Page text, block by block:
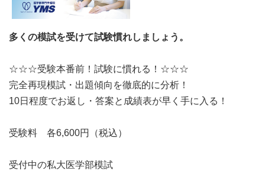
多くの模試を受けて試験慣れしましょう。
☆☆☆受験本番前！試験に慣れる！☆☆☆
完全再現模試・出題傾向を徹底的に分析！
10日程度でお返し・答案と成績表が早く手に入る！
受験料 各6,600円（税込）
受付中の私大医学部模試